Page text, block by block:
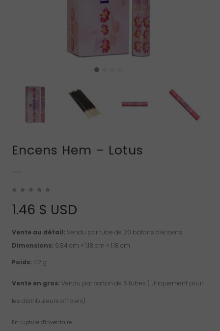
Encens Hem – Lotus
1.46 $ USD
Vente au détail: Vendu par tube de 20 bâtons d’encens.
Dimensions: 9.84 cm × 1.18 cm × 1.18 cm
Poids: 42 g
Vente en gros: Vendu par carton de 6 tubes ( Uniquement pour
les distributeurs officiels).
En rupture d'inventaire